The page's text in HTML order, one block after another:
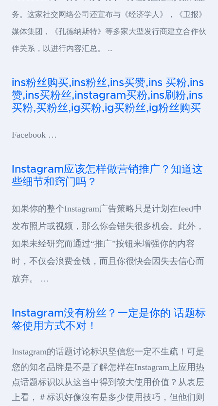
务。这家社交网络公司还宣布与《经济学人》，《卫报》
媒体集团，《孔德纳斯特》等多家大型发行商建立合作伙
伴关系，以进行内容汇总。 …
ins粉丝购买,ins粉丝,ins买赞,ins 买粉,ins
赞,ins买粉丝,instagram买粉,ins刷粉,ins
买粉,买粉丝,ig买粉,ig买粉丝,ig粉丝购买
Facebook …
Instagram应该怎样做营销推广？知道这
些细节和窍门吗？
如果你的整个Instagram广告策略只是计划在feed中
发布照片或视频，那么你会错失很多机会。此外，
如果未经研究而通过“推广”按钮来增强你的内容
时，不仅会浪费金钱，而且你很快会因失去信心而
放弃。 …
Instagram没有粉丝？一定是你的 话题标
签使用方式不对！
Instagram的话题讨论标识坚信您一定不生疏！可是
您的知名品牌是不是了解怎样在Instagram上应用热
点话题标识以从这当中得到较大使用价值？从表层
上看，＃标识好像沒有是多少使用技巧，但他们则